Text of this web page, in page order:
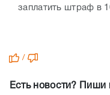
заплатить штраф в
/
Есть новости? Пиши